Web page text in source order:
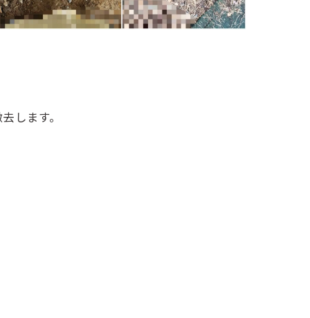
します。